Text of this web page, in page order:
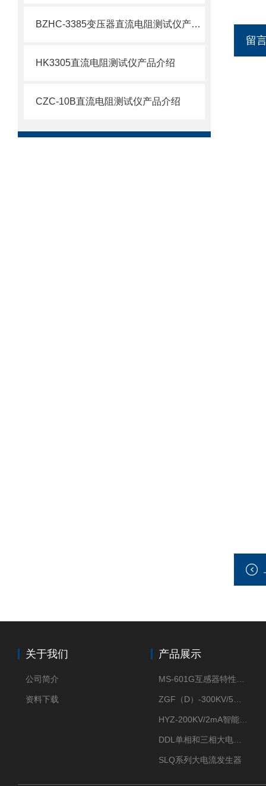
BZHC-3385变压器直流电阻测试仪产品介绍
HK3305直流电阻测试仪产品介绍
CZC-10B直流电阻测试仪产品介绍
留
关于我们
公司简介
资料下载
产品展示
SLQ系列大电流发生器